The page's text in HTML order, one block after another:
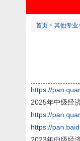
首页 > 其他专业
https://
2025年中级经
https://
https://